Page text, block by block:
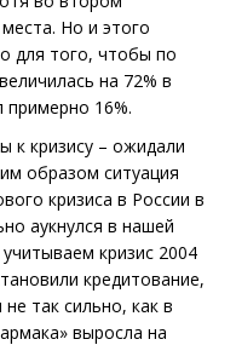
Но и этого
для того, чтобы по
на 72% в
примерно 16%.
к кризису – ожидали
образом ситуация
кризиса в России в
аукнулся в нашей
кризис 2004
кредитование,
так сильно, как в
выросла на